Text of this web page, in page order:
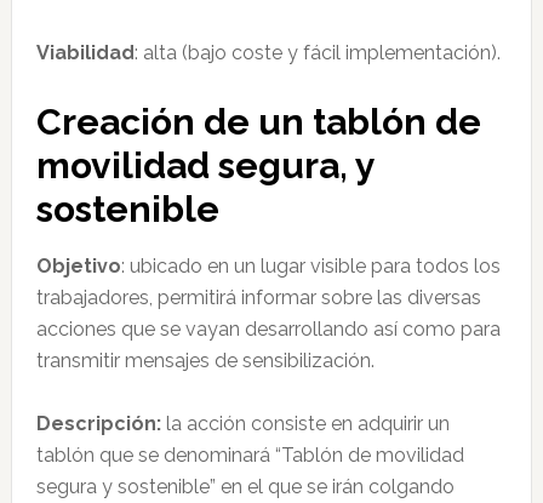
Viabilidad: alta (bajo coste y fácil implementación).
Creación de un tablón de
movilidad segura, y
sostenible
Objetivo: ubicado en un lugar visible para todos los
trabajadores, permitirá informar sobre las diversas
acciones que se vayan desarrollando así como para
transmitir mensajes de sensibilización.
Descripción:la acción consiste en adquirir un
tablón que se denominará “Tablón de movilidad
segura y sostenible” en el que se irán colgando